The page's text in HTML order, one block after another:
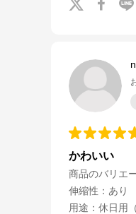
かわいい
商品のバリエ
伸縮性 ： あり
用途 ： 休日用